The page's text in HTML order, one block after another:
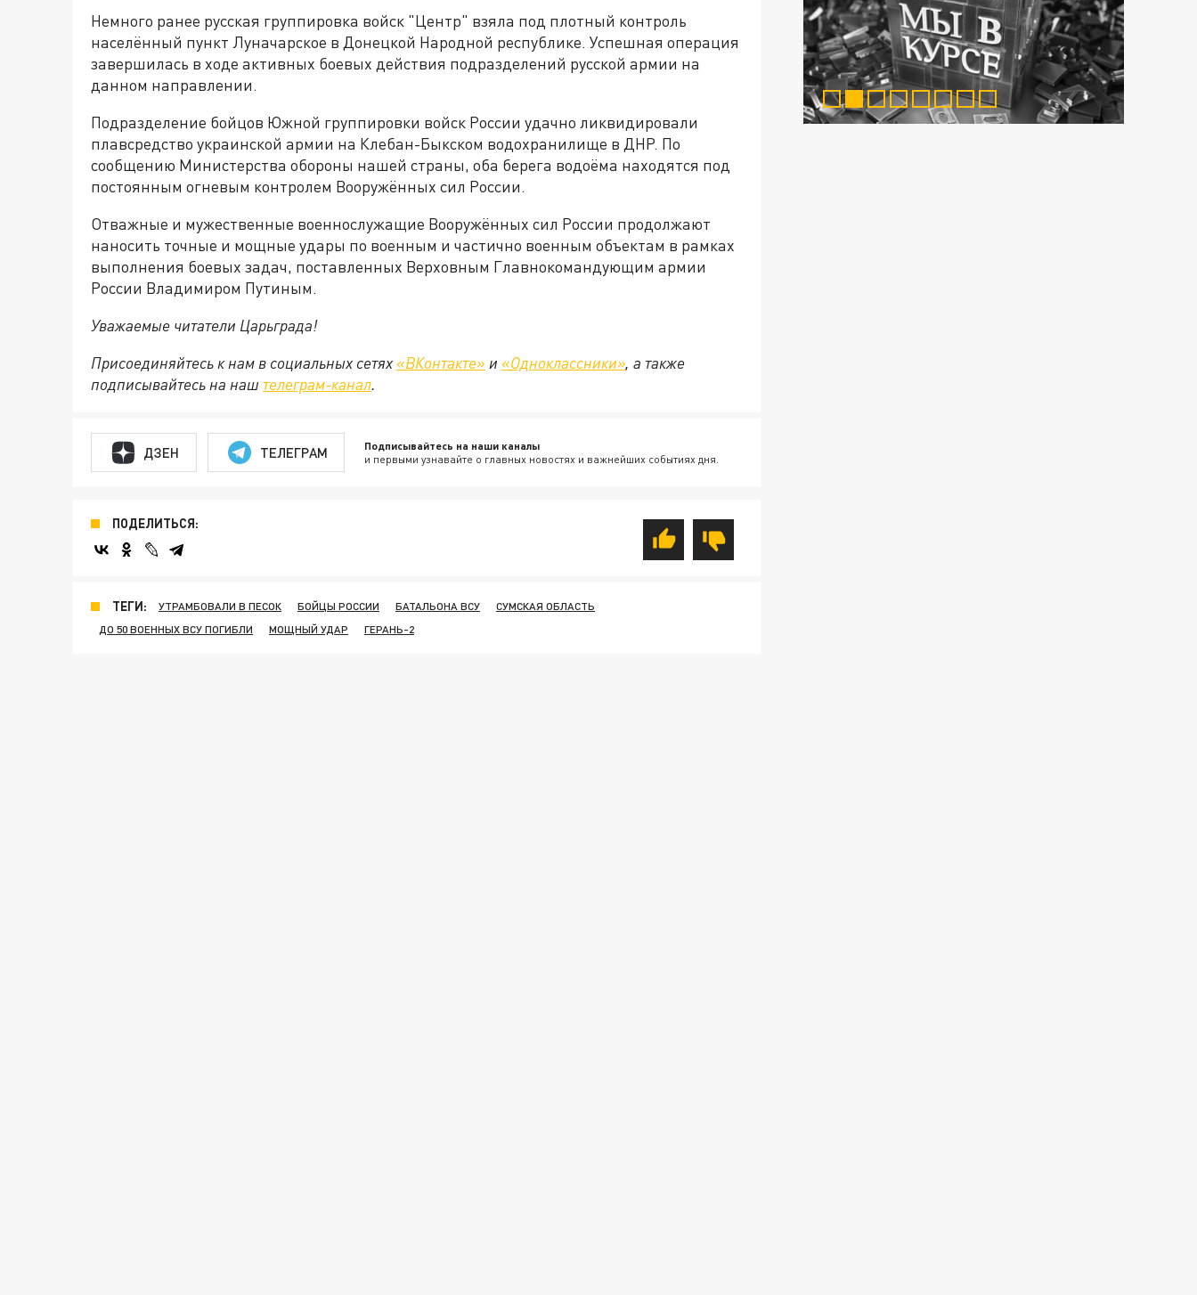
Немного ранее русская группировка войск "Центр" взяла под плотный контроль
населённый пункт Луначарское в Донецкой Народной республике. Успешная операция
завершилась в ходе активных боевых действия подразделений русской армии на
данном направлении.
Подразделение бойцов Южной группировки войск России удачно ликвидировали
плавсредство украинской армии на Клебан-Быкском водохранилище в ДНР. По
сообщению Министерства обороны нашей страны, оба берега водоёма находятся под
постоянным огневым контролем Вооружённых сил России.
Отважные и мужественные военнослужащие Вооружённых сил России продолжают
наносить точные и мощные удары по военным и частично военным объектам в рамках
выполнения боевых задач, поставленных Верховным Главнокомандующим армии
России Владимиром Путиным.
Уважаемые читатели Царьграда!
Присоединяйтесь к нам в социальных сетях «ВКонтакте» и «Одноклассники», а также
подписывайтесь на наш телеграм-канал.
ДЗЕН ТЕЛЕГРАМ Подписывайтесь на наши каналы
и первыми узнавайте о главных новостях и важнейших событиях дня.
ПОДЕЛИТЬСЯ:
ТЕГИ: УТРАМБОВАЛИ В ПЕСОК БОЙЦЫ РОССИИ БАТАЛЬОНА ВСУ
СУМСКАЯ ОБЛАСТЬ
ДО 50 ВОЕННЫХ ВСУ ПОГИБЛИ
МОЩНЫЙ УДАР ГЕРАНЬ-2